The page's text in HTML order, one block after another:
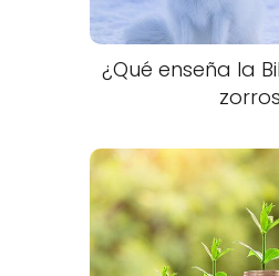
¿Qué enseña la